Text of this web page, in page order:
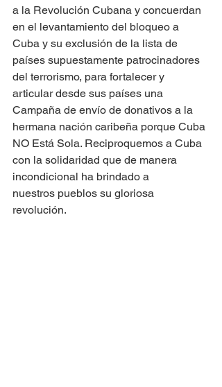
a la Revolución Cubana y concuerdan
en el levantamiento del bloqueo a
Cuba y su exclusión de la lista de
países supuestamente patrocinadores
del terrorismo, para fortalecer y
articular desde sus países una
Campaña de envío de donativos a la
hermana nación caribeña porque Cuba
NO Está Sola. Reciproquemos a Cuba
con la solidaridad que de manera
incondicional ha brindado a
nuestros pueblos su gloriosa
revolución.